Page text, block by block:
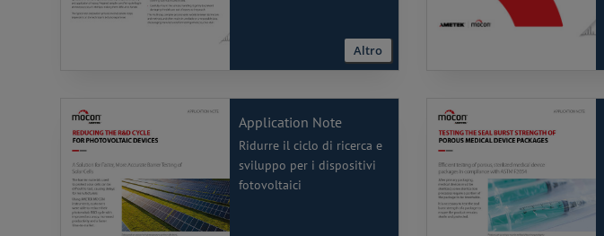
Altro
Application Note
Ridurre il ciclo di ricerca e
sviluppo per i dispositivi
fotovoltaici